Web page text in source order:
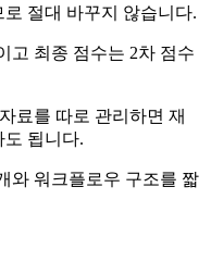
절대 바꾸지 않습니다.
고 최종 점수는 2차 점수
료를 따로 관리하면 재
도 됩니다.
와 워크플로우 구조를 짧